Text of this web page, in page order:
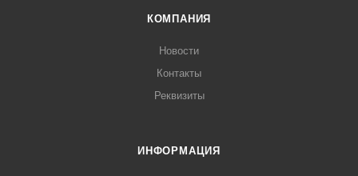
КОМПАНИЯ
Новости
Контакты
Реквизиты
ИНФОРМАЦИЯ